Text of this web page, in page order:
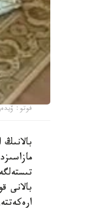
فوتو:
بالانى